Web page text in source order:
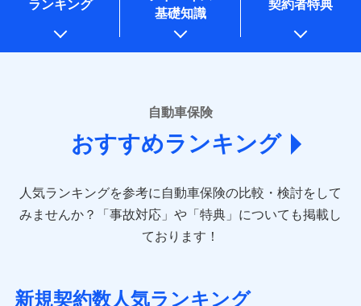
上記に係る案内・手続き・管理等付帯業務を行うため
* 当社が委託を受けている保険会社の情報は、保険会社のホ
ームページに掲載しておりますので、ご確認ください。
あいおいニッセイ同和損害保険株式会社
(https://www.aioinissaydowa.co.jp/)
アクサ損害保険株式会社 (https://www.axa-
direct.co.jp/)
sompo.co.jp/)
東京海上ダイレクト損害保険株式会社 (https://www.e-
AIG損害保険株式会社 (https://www.aig.co.jp/sonpo)
ジェイアイ傷害火災保険株式会社
ランキング
基礎知識
契約者特典
自動車保険
おすすめランキング
人気ランキングを参考に自動車保険の比較・検討をして
みませんか？
「事故対応」や「特典」についても掲載し
ております！
新規契約数人気ランキング